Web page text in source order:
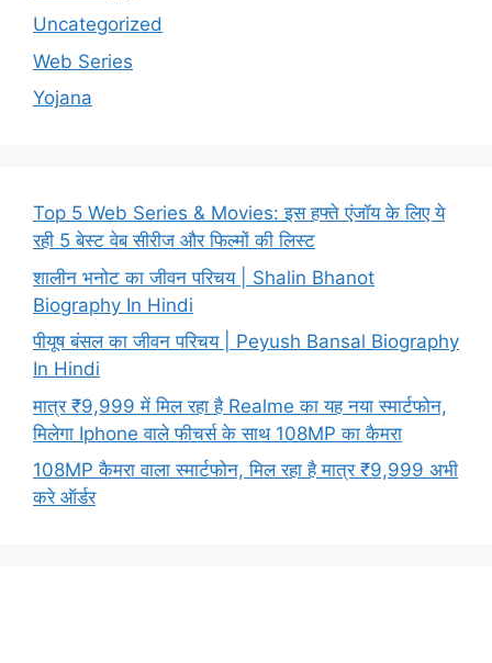
Uncategorized
Web Series
Yojana
Top 5 Web Series & Movies: इस हफ्ते एंजॉय के लिए ये
रही 5 बेस्ट वेब सीरीज और फिल्मों की लिस्ट
शालीन भनोट का जीवन परिचय | Shalin Bhanot
Biography In Hindi
पीयूष बंसल का जीवन परिचय | Peyush Bansal Biography
In Hindi
मात्र ₹9,999 में मिल रहा है Realme का यह नया स्मार्टफोन,
मिलेगा Iphone वाले फीचर्स के साथ 108MP का कैमरा
108MP कैमरा वाला स्मार्टफोन, मिल रहा है मात्र ₹9,999 अभी
करे ऑर्डर